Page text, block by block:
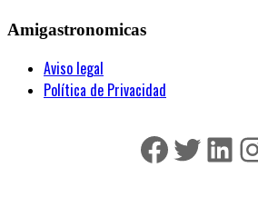
Amigastronomicas
Aviso legal
Política de Privacidad